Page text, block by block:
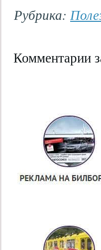
Рубрика:
Комментарии